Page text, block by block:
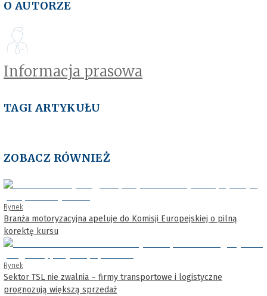
O AUTORZE
Informacja prasowa
TAGI ARTYKUŁU
ZOBACZ RÓWNIEŻ
Rynek
Branża motoryzacyjna apeluje do Komisji Europejskiej o pilną
korektę kursu
Rynek
Sektor TSL nie zwalnia – firmy transportowe i logistyczne
prognozują większą sprzedaż